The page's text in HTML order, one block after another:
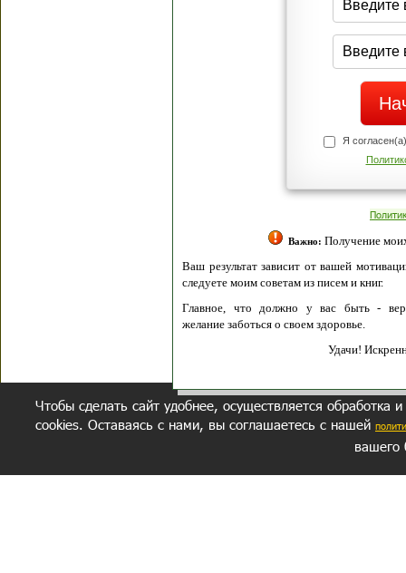
Я
Важно: Получение
Ваш результат зависит от вашей
следуете моим советам из писем и книг.
Главное, что должно у вас быть -
желание заботься о своем здоровье.
Удачи!
Чтобы сделать сайт удобнее, осуществляется обработка
cookies. Оставаясь с нами, вы соглашаетесь с нашей
вашего